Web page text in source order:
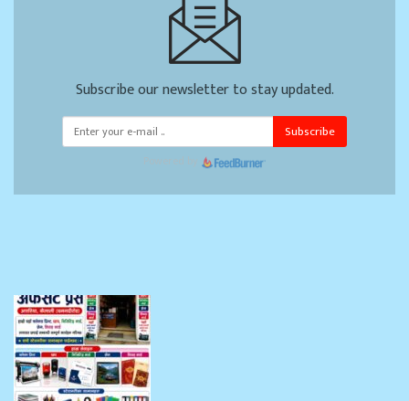
Subscribe our newsletter to stay updated.
Subscribe